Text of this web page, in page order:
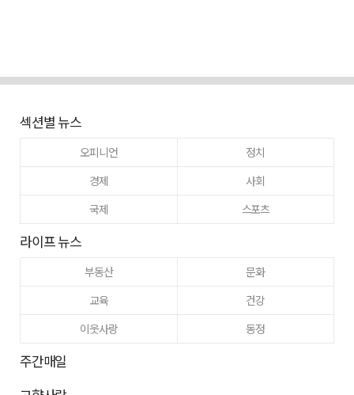
섹션별 뉴스
오피니언
정치
경제
사회
국제
스포츠
라이프 뉴스
부동산
문화
교육
건강
이웃사랑
동정
주간매일